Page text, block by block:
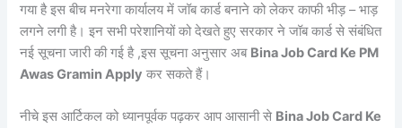
गया है इस बीच मनरेगा कार्यालय में जॉब कार्ड बनाने को लेकर काफी भीड़ – भाड़
लगने लगी है। इन सभी परेशानियों को देखते हुए सरकार ने जॉब कार्ड से संबंधित
नई सूचना जारी की गई है ,इस सूचना अनुसार अब Bina Job Card Ke PM
Awas Gramin Apply कर सकते हैं।
नीचे इस आर्टिकल को ध्यानपूर्वक पढ़कर आप आसानी से Bina Job Card Ke